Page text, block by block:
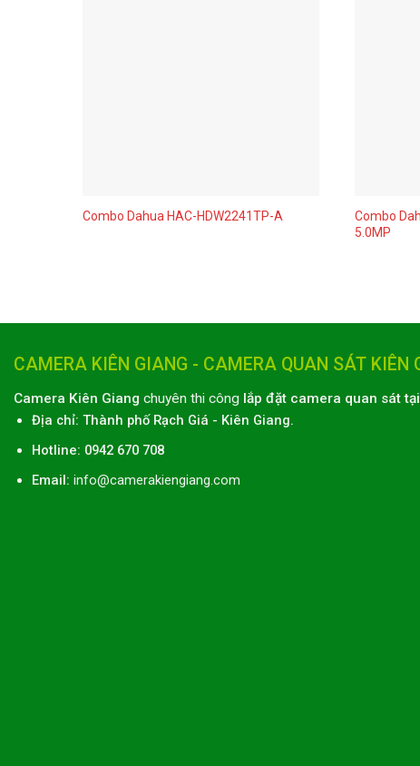
Combo Dahua HAC-HDW2241TP-A
Combo
5.0MP
CAMERA KIÊN GIANG - CAMERA QUAN SÁT KIÊN
Camera Kiên Giang chuyên thi công lắp đặt camera quan sát
Địa chỉ: Thành phố Rạch Giá - Kiên Giang.
Hotline: 0942 670 708
Email: info@camerakiengiang.com